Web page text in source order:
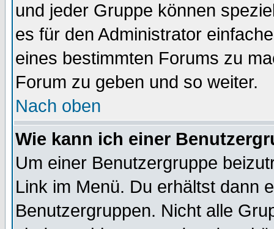
und jeder Gruppe können
es für den Administrator
eines bestimmten Forums zu
Forum zu geben und so weiter.
Nach oben
Wie kann ich einer
Um einer Benutzergruppe
Link im Menü. Du erhältst dann
Benutzergruppen. Nicht alle